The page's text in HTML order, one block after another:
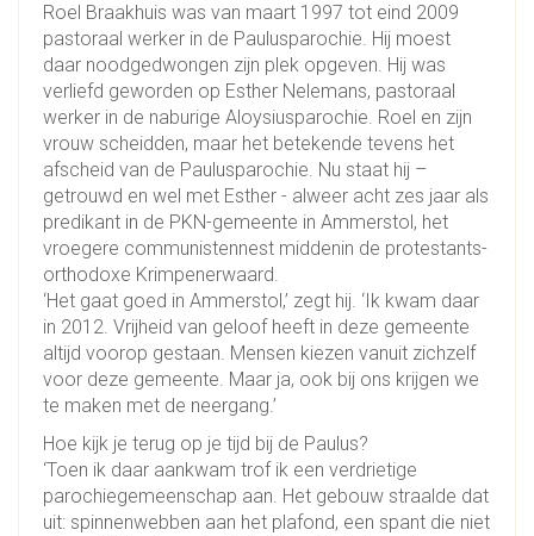
Roel Braakhuis was van maart 1997 tot eind 2009
pastoraal werker in de Paulusparochie. Hij moest
daar noodgedwongen zijn plek opgeven. Hij was
verliefd geworden op Esther Nelemans, pastoraal
werker in de naburige Aloysiusparochie. Roel en zijn
vrouw scheidden, maar het betekende tevens het
afscheid van de Paulusparochie. Nu staat hij –
getrouwd en wel met Esther - alweer acht zes jaar als
predikant in de PKN-gemeente in Ammerstol, het
vroegere communistennest middenin de protestants-
orthodoxe Krimpenerwaard.
‘Het gaat goed in Ammerstol,’ zegt hij. ‘Ik kwam daar
in 2012. Vrijheid van geloof heeft in deze gemeente
altijd voorop gestaan. Mensen kiezen vanuit zichzelf
voor deze gemeente. Maar ja, ook bij ons krijgen we
te maken met de neergang.’
Hoe kijk je terug op je tijd bij de Paulus?
‘Toen ik daar aankwam trof ik een verdrietige
parochiegemeenschap aan. Het gebouw straalde dat
uit: spinnenwebben aan het plafond, een spant die niet